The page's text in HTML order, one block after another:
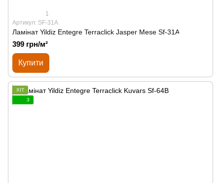
1
Артикул: SF-31A
Ламінат Yildiz Entegre Terraclick Jasper Mese Sf-31A
399 грн/м²
Купити
ХІТ
3